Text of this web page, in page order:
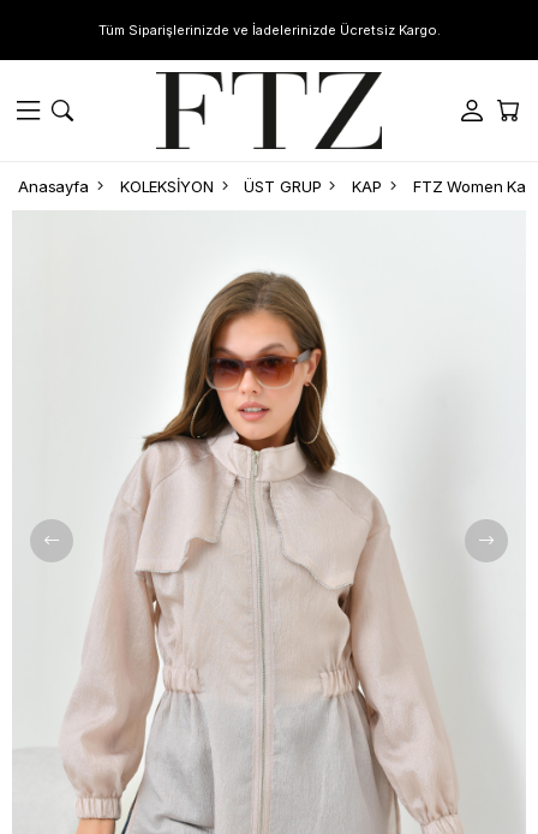
Tüm Siparişlerinizde ve İadelerinizde Ücretsiz Kargo.
Anasayfa KOLEKSİYON ÜST GRUP KAP FTZ Women